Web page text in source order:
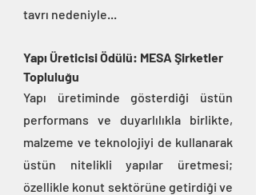
tavrı nedeniyle...
Yapı Üreticisi Ödülü: MESA Şirketler
Topluluğu
Yapı üretiminde gösterdiği üstün
performans ve duyarlılıkla birlikte,
malzeme ve teknolojiyi de kullanarak
üstün nitelikli yapılar üretmesi;
özellikle konut sektörüne getirdiği ve